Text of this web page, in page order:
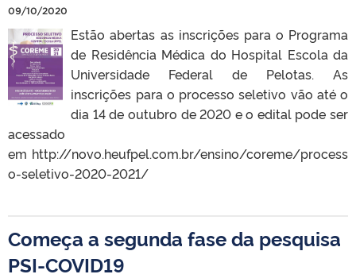
09/10/2020
Estão abertas as inscrições para o Programa
de Residência Médica do Hospital Escola da
Universidade Federal de Pelotas. As
inscrições para o processo seletivo vão até o
dia 14 de outubro de 2020 e o edital pode ser
acessado
em http://novo.heufpel.com.br/ensino/coreme/process
o-seletivo-2020-2021/
Começa a segunda fase da pesquisa
PSI-COVID19